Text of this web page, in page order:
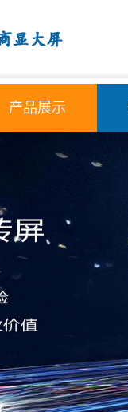
产品展示